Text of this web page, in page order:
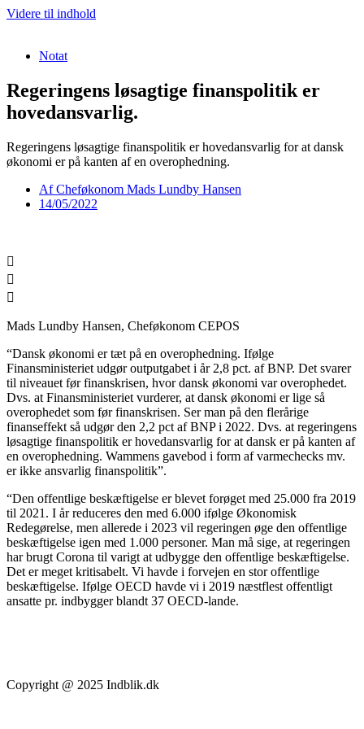
Videre til indhold
Notat
Regeringens løsagtige finanspolitik er
hovedansvarlig.
Regeringens løsagtige finanspolitik er hovedansvarlig for at dansk
økonomi er på kanten af en overophedning.
AfCheføkonom Mads Lundby Hansen
14/05/2022
Mads Lundby Hansen, Cheføkonom CEPOS
“Dansk økonomi er tæt på en overophedning. Ifølge
Finansministeriet udgør outputgabet i år 2,8 pct. af BNP. Det svarer
til niveauet før finanskrisen, hvor dansk økonomi var overophedet.
Dvs. at Finansministeriet vurderer, at dansk økonomi er lige så
overophedet som før finanskrisen. Ser man på den flerårige
finanseffekt så udgør den 2,2 pct af BNP i 2022. Dvs. at regeringens
løsagtige finanspolitik er hovedansvarlig for at dansk er på kanten af
en overophedning. Wammens gavebod i form af varmechecks mv.
er ikke ansvarlig finanspolitik”.
“Den offentlige beskæftigelse er blevet forøget med 25.000 fra 2019
til 2021. I år reduceres den med 6.000 ifølge Økonomisk
Redegørelse, men allerede i 2023 vil regeringen øge den offentlige
beskæftigelse igen med 1.000 personer. Man må sige, at regeringen
har brugt Corona til varigt at udbygge den offentlige beskæftigelse.
Det er meget kritisabelt. Vi havde i forvejen en stor offentlige
beskæftigelse. Ifølge OECD havde vi i 2019 næstflest offentligt
ansatte pr. indbygger blandt 37 OECD-lande.
Copyright @ 2025 Indblik.dk